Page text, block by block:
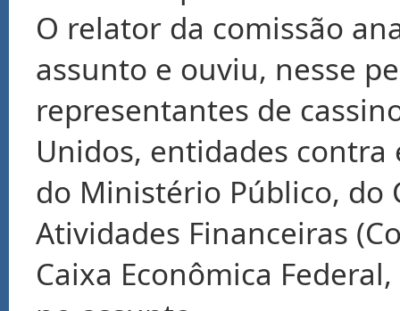
O relator da comissão
assunto e ouviu, nesse
representantes de
Unidos, entidades
do Ministério Público, do
Atividades Financeiras
Caixa Econômica